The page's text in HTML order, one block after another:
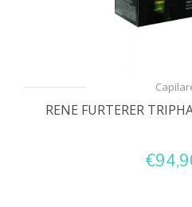
RENE FURTERER